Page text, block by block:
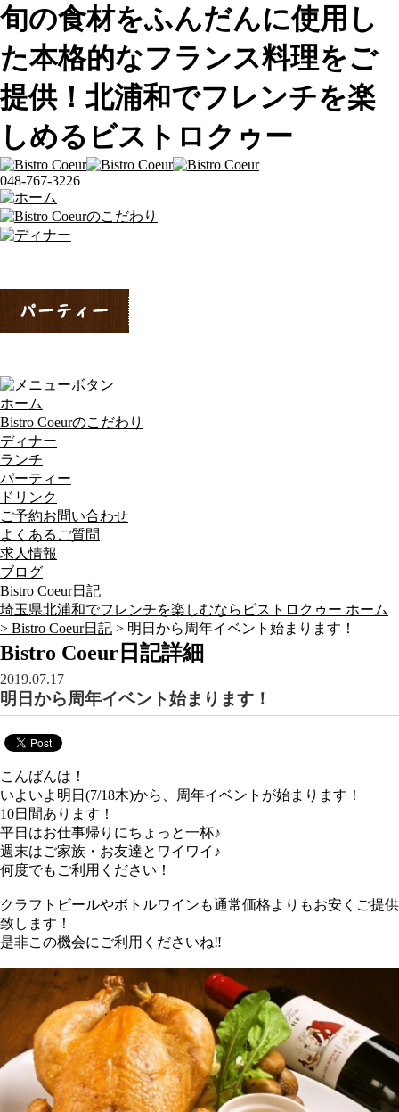
旬の食材をふんだんに使用し
た本格的なフランス料理をご
提供！北浦和でフレンチを楽
しめるビストロクゥー
048-767-3226
ホーム
Bistro Coeurのこだわり
ディナー
ランチ
パーティー
ドリンク
ご予約お問い合わせ
よくあるご質問
求人情報
ブログ
Bistro Coeur日記
埼玉県北浦和でフレンチを楽しむならビストロクゥー ホーム
> Bistro Coeur日記 > 明日から周年イベント始まります！
Bistro Coeur日記詳細
2019.07.17
明日から周年イベント始まります！
こんばんは！
いよいよ明日(7/18木)から、周年イベントが始まります！
10日間あります！
平日はお仕事帰りにちょっと一杯♪
週末はご家族・お友達とワイワイ♪
何度でもご利用ください！
クラフトビールやボトルワインも通常価格よりもお安くご提供
致します！
是非この機会にご利用くださいね‼︎